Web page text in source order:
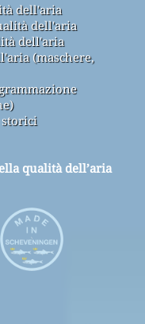
dell'aria
dell'aria
dell'aria
(maschere,
qualità dell’aria